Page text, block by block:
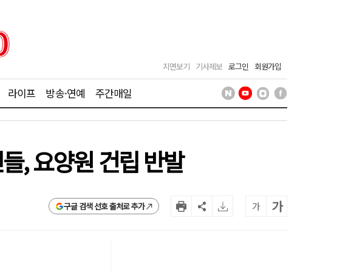
지면보기 기사제보 로그인 회원가입
라이프 방송·연예 주간매일
, 요양원 건립 반발
구글 검색 선호 출처로 추가 가 가